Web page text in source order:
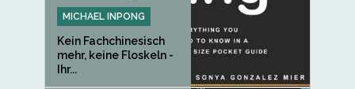
MICHAEL INPONG
Kein Fachchinesisch
mehr, keine Floskeln -
Ihr...